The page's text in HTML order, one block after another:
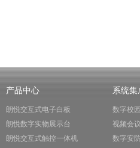
产品中心
朗悦交互式电子白板
朗悦数字实物展示台
朗悦交互式触控一体机
系统集
数字校
视频会
数字安